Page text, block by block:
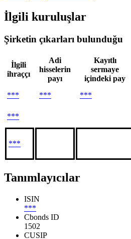
İlgili kuruluşlar
Şirketin çıkarları bulunduğu
İlgili
ihraççı
Adi
hisselerin
payı
Kayıtlı
sermaye
içindeki pay
*** *** ***
***
***
Tanımlayıcılar
ISIN
***
Cbonds ID
1502
CUSIP